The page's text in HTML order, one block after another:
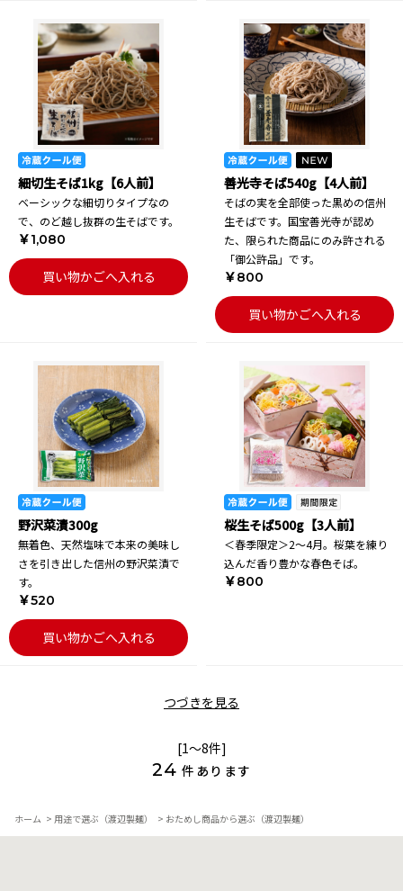
細切生そば1kg【6人前】
ベーシックな細切りタイプなの
で、のど越し抜群の生そばです。
￥1,080
買い物かごへ入れる
善光寺そば540g【4人前】
そばの実を全部使った黒めの信州
生そばです。国宝善光寺が認め
た、限られた商品にのみ許される
「御公許品」です。
￥800
買い物かごへ入れる
野沢菜漬300g
無着色、天然塩味で本来の美味し
さを引き出した信州の野沢菜漬で
す。
￥520
買い物かごへ入れる
桜生そば500g【3人前】
＜春季限定＞2～4月。桜葉を練り
込んだ香り豊かな春色そば。
￥800
つづきを見る
[1～8件]
24 件あります
ホーム > 用途で選ぶ（渡辺製麺） > おためし商品から選ぶ（渡辺製麺）